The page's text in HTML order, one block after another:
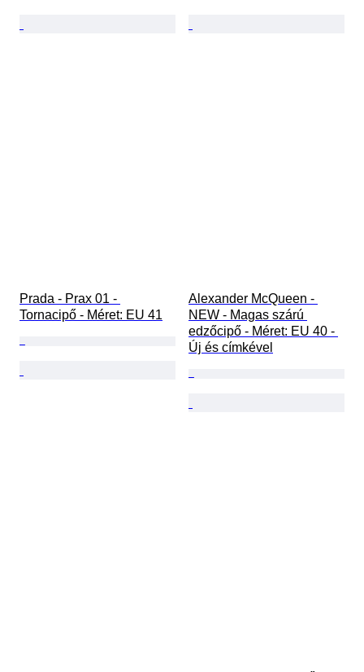
Prada - Prax 01 -
Tornacipő - Méret: EU 41
Alexander McQueen -
NEW - Magas szárú
edzőcipő - Méret: EU 40 -
Új és címkével